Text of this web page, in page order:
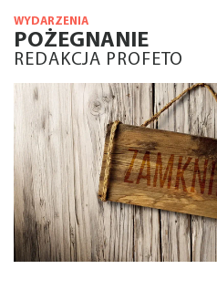
WYDARZENIA
POŻEGNANIE
REDAKCJA PROFETO